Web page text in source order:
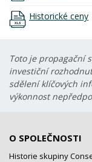
Historické ceny
Toto je propagační
investiční
sdělení klíčových
výkonnost
O SPOLEČNOSTI
Historie skupiny